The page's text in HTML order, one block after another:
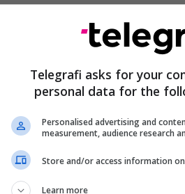
Telegrafi asks for your
personal data for the
Personalised advertising and
measurement, audience research
Store and/or access information
Learn more